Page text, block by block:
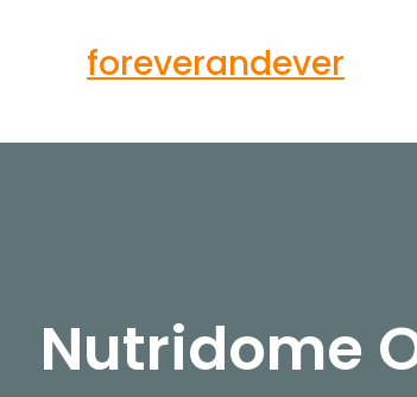
foreverandever
Nutridome